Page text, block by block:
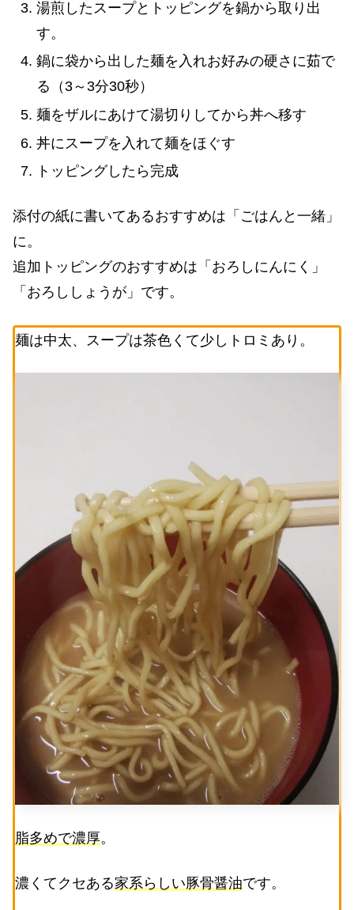
湯煎したスープとトッピングを鍋から取り出
す。
鍋に袋から出した麺を入れお好みの硬さに茹で
る（3～3分30秒）
麺をザルにあけて湯切りしてから丼へ移す
丼にスープを入れて麺をほぐす
トッピングしたら完成
添付の紙に書いてあるおすすめは「ごはんと一緒」
に。
追加トッピングのおすすめは「おろしにんにく」
「おろししょうが」です。
麺は中太、スープは茶色くて少しトロミあり。
脂多めで濃厚。
濃くてクセある家系らしい豚骨醤油です。